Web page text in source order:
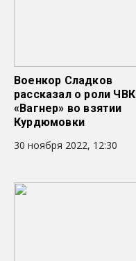
Военкор Сладков
рассказал о роли ЧВК
«Вагнер» во взятии
Курдюмовки
30 ноября 2022, 12:30